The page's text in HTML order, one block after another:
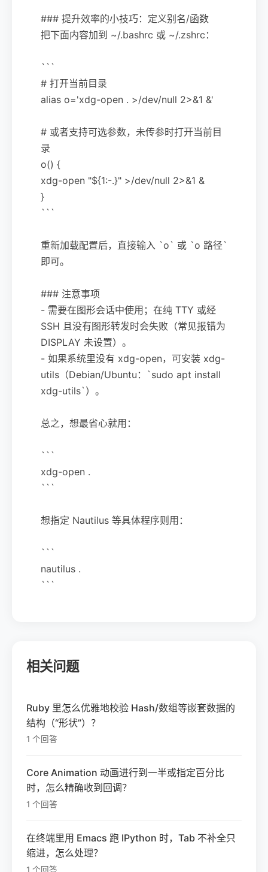
### 提升效率的小技巧：定义别名/函数
把下面内容加到 ~/.bashrc 或 ~/.zshrc：
```
# 打开当前目录
alias o='xdg-open . >/dev/null 2>&1 &'
# 或者支持可选参数，未传参时打开当前目
录
o() {
xdg-open "${1:-.}" >/dev/null 2>&1 &
}
```
重新加载配置后，直接输入 `o` 或 `o 路径`
即可。
### 注意事项
- 需要在图形会话中使用；在纯 TTY 或经
SSH 且没有图形转发时会失败（常见报错为
DISPLAY 未设置）。
- 如果系统里没有 xdg-open，可安装 xdg-
utils（Debian/Ubuntu：`sudo apt install
xdg-utils`）。
总之，想最省心就用：
```
xdg-open .
```
想指定 Nautilus 等具体程序则用：
```
nautilus .
```
相关问题
Ruby 里怎么优雅地校验 Hash/数组等嵌套数据的
结构（“形状”）？
1 个回答
Core Animation 动画进行到一半或指定百分比
时，怎么精确收到回调？
1 个回答
在终端里用 Emacs 跑 IPython 时，Tab 不补全只
缩进，怎么处理？
1 个回答